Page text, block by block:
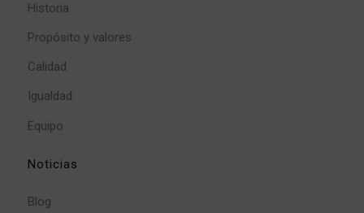
Historia
Propósito y valores
Calidad
Igualdad
Equipo
Noticias
Blog